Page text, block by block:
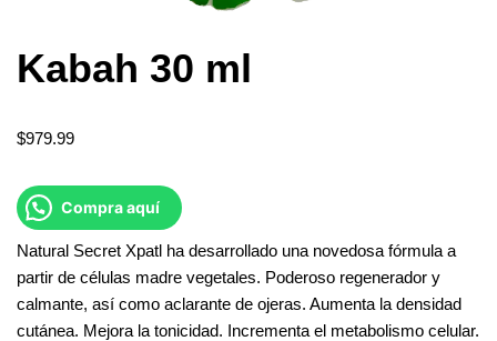
Kabah 30 ml
$979.99
Compra aquí
Natural Secret Xpatl ha desarrollado una novedosa fórmula a
partir de células madre vegetales. Poderoso regenerador y
calmante, así como aclarante de ojeras. Aumenta la densidad
cutánea. Mejora la tonicidad. Incrementa el metabolismo celular.